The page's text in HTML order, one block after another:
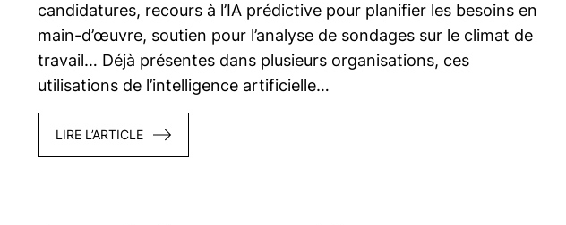
candidatures, recours à l’IA prédictive pour planifier les besoins en
main-d’œuvre, soutien pour l’analyse de sondages sur le climat de
travail… Déjà présentes dans plusieurs organisations, ces
utilisations de l’intelligence artificielle…
LIRE L’ARTICLE